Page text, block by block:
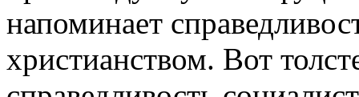
напоминает
христианством. Вот